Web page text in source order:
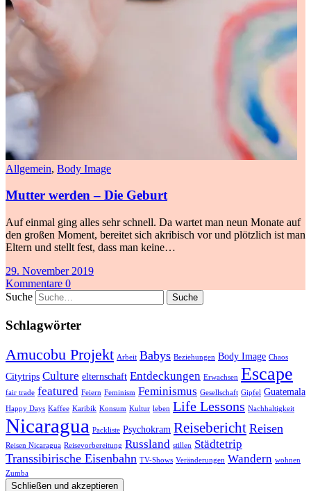
Allgemein, Body Image
Mutter werden – Die Geburt
Auf einmal ging alles sehr schnell. Da wartet man neun Monate auf
den großen Moment, bereitet sich akribisch vor und plötzlich ist man
Eltern und stellt fest, dass man keine…
29. November 2019
Kommentare 0
Suche
Schlagwörter
Amucobu Projekt Arbeit Babys Beziehungen Body Image Chaos
Citytrips Culture elternschaft Entdeckungen Erwachsen Escape
fair trade featured Feiern Feminism Feminismus Gesellschaft Gipfel Guatemala
Happy Days Kaffee Karibik Konsum Kultur leben Life Lessons Nachhaltigkeit
Nicaragua Packliste Psychokram Reisebericht Reisen
Reisen Nicaragua Reisevorbereitung Russland stillen Städtetrip
Transsibirische Eisenbahn TV-Shows Veränderungen Wandern wohnen
Zumba